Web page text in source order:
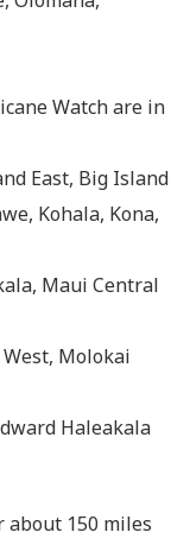
Watch are in
East, Big Island
Kohala, Kona,
Maui Central
Molokai
Haleakala
about 150 miles